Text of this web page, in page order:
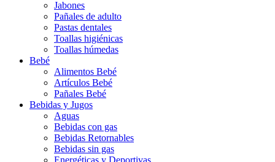
Jabones
Pañales de adulto
Pastas dentales
Toallas higiénicas
Toallas húmedas
Bebé
Alimentos Bebé
Artículos Bebé
Pañales Bebé
Bebidas y Jugos
Aguas
Bebidas con gas
Bebidas Retornables
Bebidas sin gas
Energéticas y Deportivas